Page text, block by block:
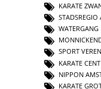
KARATE
STADSREGIO
WATERGANG
SPORT
KARATE
NIPPON
KARATE